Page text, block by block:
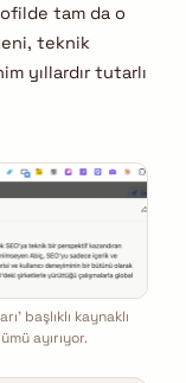
tam da o
teknik
yıllardır tutarlı
başlıklı kaynaklı
ayırıyor.